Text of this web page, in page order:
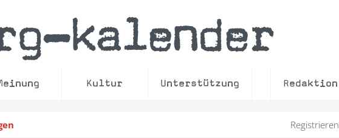
–kalender
Kultur Unterstützung Redaktion
Registrieren